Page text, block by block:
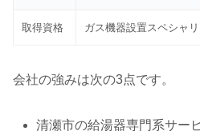
取得資格 ガス機器設置スペシャリ
会社の強みは次の3点です。
清瀬市の給湯器専門系サー